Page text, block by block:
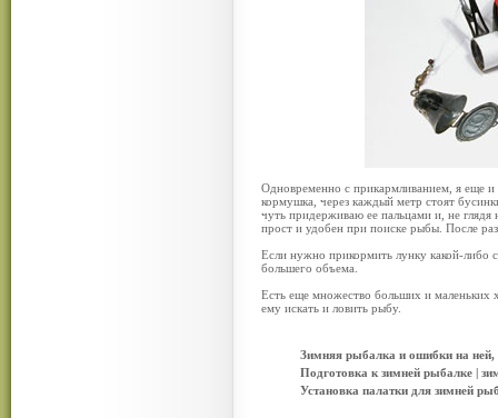
Одновременно с прикармливанием, я еще и
кормушка, через каждый метр стоят
чуть придерживаю ее пальцами и, не
прост и удобен при поиске рыбы. После
Если нужно прикормить лунку какой-либо
большего объема.
Есть еще множество больших и
ему искать и ловить рыбу.
Зимняя рыбалка и ошибки на
Подготовка к зимней рыбалке |
Установка палатки для зимней